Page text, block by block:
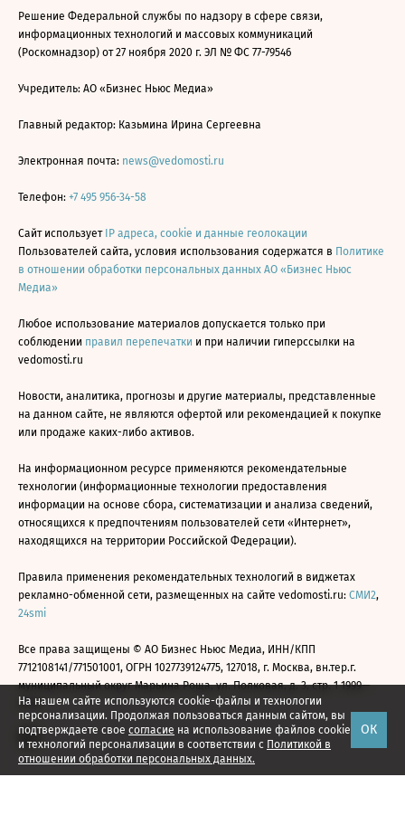
На нашем сайте используются cookie-файлы и технологии
персонализации. Продолжая пользоваться данным сайтом, вы
подтверждаете свое согласие на использование файлов cookie
и технологий персонализации в соответствии с Политикой в
отношении обработки персональных данных.
ОК
Решение Федеральной службы по надзору в сфере связи,
информационных технологий и массовых коммуникаций
(Роскомнадзор) от 27 ноября 2020 г. ЭЛ № ФС 77-79546
Учредитель: АО «Бизнес Ньюс Медиа»
Главный редактор: Казьмина Ирина Сергеевна
Электронная почта: news@vedomosti.ru
Телефон: +7 495 956-34-58
Сайт использует IP адреса, cookie и данные геолокации
Пользователей сайта, условия использования содержатся в Политике
в отношении обработки персональных данных АО «Бизнес Ньюс
Медиа»
Любое использование материалов допускается только при
соблюдении правил перепечатки и при наличии гиперссылки на
vedomosti.ru
Новости, аналитика, прогнозы и другие материалы, представленные
на данном сайте, не являются офертой или рекомендацией к покупке
или продаже каких-либо активов.
На информационном ресурсе применяются рекомендательные
технологии (информационные технологии предоставления
информации на основе сбора, систематизации и анализа сведений,
относящихся к предпочтениям пользователей сети «Интернет»,
находящихся на территории Российской Федерации).
Правила применения рекомендательных технологий в виджетах
рекламно-обменной сети, размещенных на сайте vedomosti.ru: СМИ2,
24smi
Все права защищены © АО Бизнес Ньюс Медиа, ИНН/КПП
7712108141/771501001, ОГРН 1027739124775, 127018, г. Москва, вн.тер.г.
муниципальный округ Марьина Роща, ул. Полковая, д. 3, стр. 1 1999—
2026